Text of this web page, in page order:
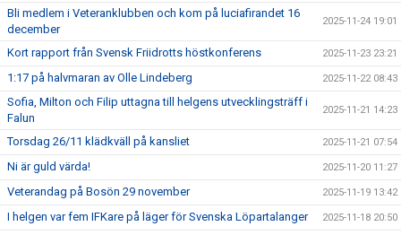
Bli medlem i Veteranklubben och kom på luciafirandet 16
december
2025-11-24 19:01
Kort rapport från Svensk Friidrotts höstkonferens 2025-11-23 23:21
1:17 på halvmaran av Olle Lindeberg 2025-11-22 08:43
Sofia, Milton och Filip uttagna till helgens utvecklingsträff i
Falun
2025-11-21 14:23
Torsdag 26/11 klädkväll på kansliet 2025-11-21 07:54
Ni är guld värda! 2025-11-20 11:27
Veterandag på Bosön 29 november 2025-11-19 13:42
I helgen var fem IFKare på läger för Svenska Löpartalanger 2025-11-18 20:50